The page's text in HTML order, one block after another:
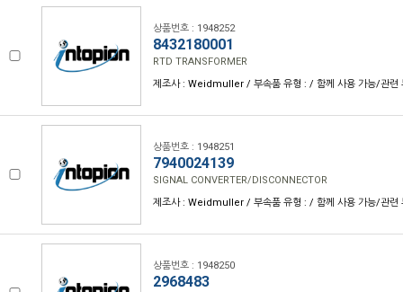
상품번호 : 1948252
8432180001
RTD TRANSFORMER
제조사 : Weidmuller / 부속품 유형 : / 함께 사용 가능/관련
상품번호 : 1948251
7940024139
SIGNAL CONVERTER/DISCONNECTOR
제조사 : Weidmuller / 부속품 유형 : / 함께 사용 가능/관련
상품번호 : 1948250
2968483